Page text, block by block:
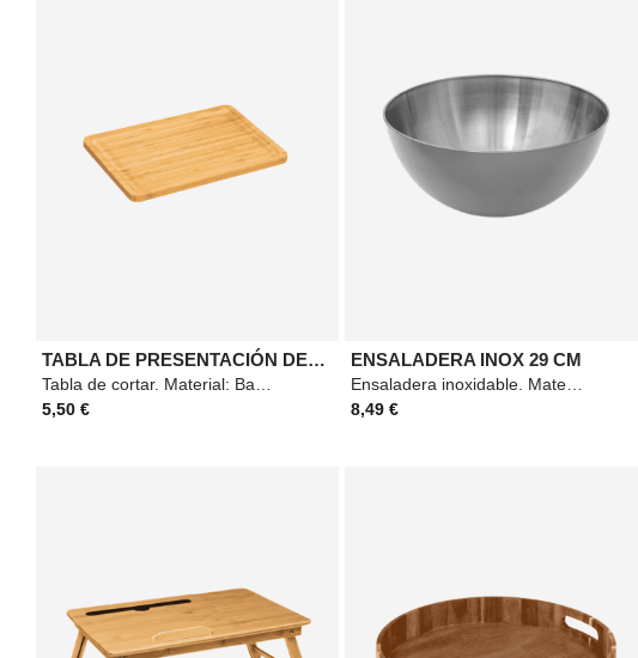
TABLA DE PRESENTACIÓN DE BAMBÚ 28X20
5,50 €
ENSALADERA INOX 29 CM
Ensaladera inoxidable. Material: Acero inoxidable. Medidas: 29x13,9cm. Color: Plata.
8,49 €